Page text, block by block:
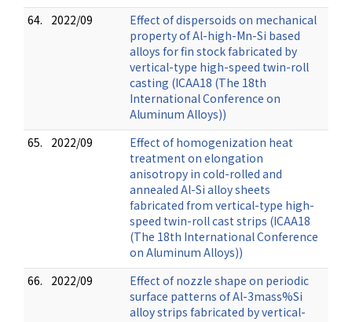
64.
2022/09
Effect of dispersoids on mechanical
property of Al-high-Mn-Si based
alloys for fin stock fabricated by
vertical-type high-speed twin-roll
casting (ICAA18 (The 18th
International Conference on
Aluminum Alloys))
65.
2022/09
Effect of homogenization heat
treatment on elongation
anisotropy in cold-rolled and
annealed Al-Si alloy sheets
fabricated from vertical-type high-
speed twin-roll cast strips (ICAA18
(The 18th International Conference
on Aluminum Alloys))
66.
2022/09
Effect of nozzle shape on periodic
surface patterns of Al-3mass%Si
alloy strips fabricated by vertical-